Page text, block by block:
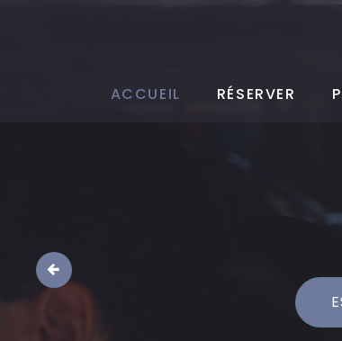
ACCUEIL RÉSERVER